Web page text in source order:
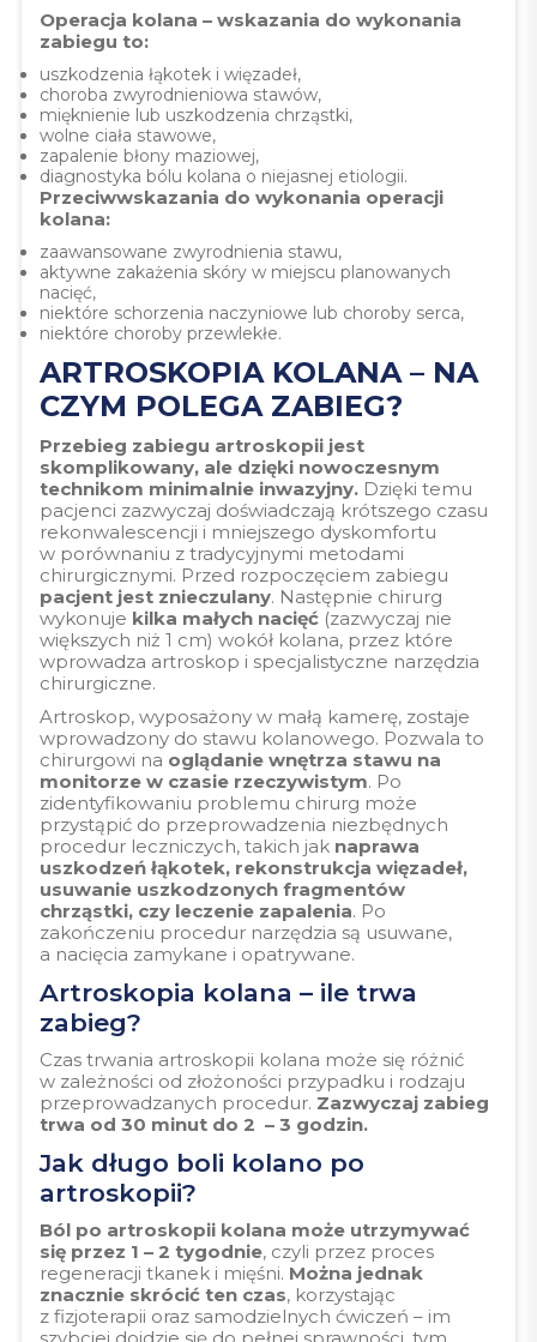
Operacja kolana – wskazania do wykonania
zabiegu to:
uszkodzenia łąkotek i więzadeł,
choroba zwyrodnieniowa stawów,
mięknienie lub uszkodzenia chrząstki,
wolne ciała stawowe,
zapalenie błony maziowej,
diagnostyka bólu kolana o niejasnej etiologii.
Przeciwwskazania do wykonania operacji
kolana:
zaawansowane zwyrodnienia stawu,
aktywne zakażenia skóry w miejscu planowanych
nacięć,
niektóre schorzenia naczyniowe lub choroby serca,
niektóre choroby przewlekłe.
ARTROSKOPIA KOLANA – NA
CZYM POLEGA ZABIEG?
Przebieg zabiegu artroskopii jest
skomplikowany, ale dzięki nowoczesnym
technikom minimalnie inwazyjny. Dzięki temu
pacjenci zazwyczaj doświadczają krótszego czasu
rekonwalescencji i mniejszego dyskomfortu
w porównaniu z tradycyjnymi metodami
chirurgicznymi. Przed rozpoczęciem zabiegu
pacjent jest znieczulany. Następnie chirurg
wykonuje kilka małych nacięć (zazwyczaj nie
większych niż 1 cm) wokół kolana, przez które
wprowadza artroskop i specjalistyczne narzędzia
chirurgiczne.
Artroskop, wyposażony w małą kamerę, zostaje
wprowadzony do stawu kolanowego. Pozwala to
chirurgowi na oglądanie wnętrza stawu na
monitorze w czasie rzeczywistym. Po
zidentyfikowaniu problemu chirurg może
przystąpić do przeprowadzenia niezbędnych
procedur leczniczych, takich jak naprawa
uszkodzeń łąkotek, rekonstrukcja więzadeł,
usuwanie uszkodzonych fragmentów
chrząstki, czy leczenie zapalenia. Po
zakończeniu procedur narzędzia są usuwane,
a nacięcia zamykane i opatrywane.
Artroskopia kolana – ile trwa
zabieg?
Czas trwania artroskopii kolana może się różnić
w zależności od złożoności przypadku i rodzaju
przeprowadzanych procedur. Zazwyczaj zabieg
trwa od 30 minut do 2 – 3 godzin.
Jak długo boli kolano po
artroskopii?
Ból po artroskopii kolana może utrzymywać
się przez 1 – 2 tygodnie, czyli przez proces
regeneracji tkanek i mięśni. Można jednak
znacznie skrócić ten czas, korzystając
z fizjoterapii oraz samodzielnych ćwiczeń – im